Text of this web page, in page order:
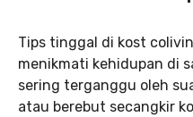
Tips tinggal di kost
menikmati kehidupan di
sering terganggu oleh
atau berebut secangkir